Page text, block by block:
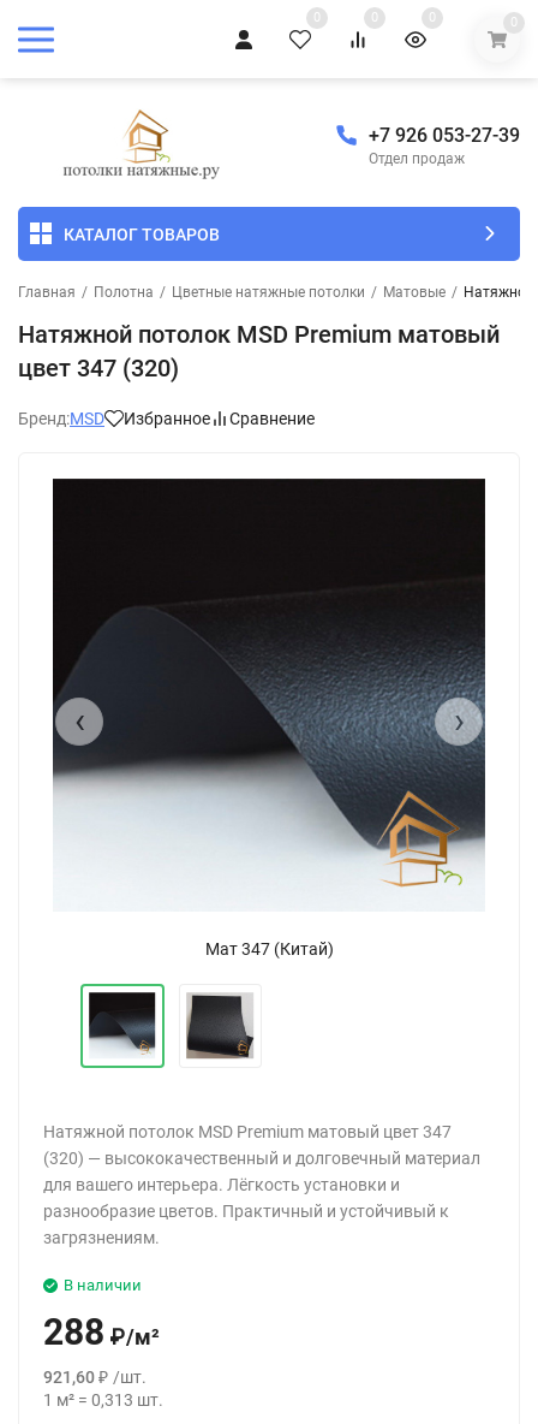
0 0 0 0
+7 926 053-27-39
Отдел продаж
КАТАЛОГ ТОВАРОВ
Главная / Полотна / Цветные натяжные потолки / Матовые / Натяжной
Натяжной потолок MSD Premium матовый
цвет 347 (320)
Бренд:MSD Избранное Сравнение
Мат 347 (Китай)
‹ ›
Натяжной потолок MSD Premium матовый цвет 347
(320) — высококачественный и долговечный материал
для вашего интерьера. Лёгкость установки и
разнообразие цветов. Практичный и устойчивый к
загрязнениям.
В наличии
288 ₽/м²
921,60₽ /шт.
1 м² = 0,313 шт.